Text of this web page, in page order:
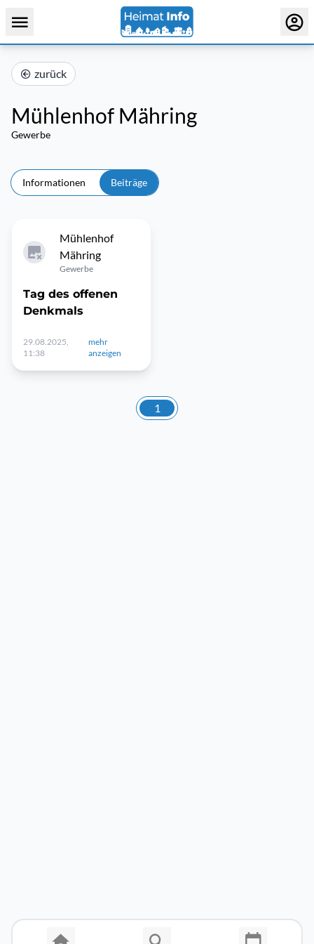
zurück
Mühlenhof Mähring
Gewerbe
Informationen Beiträge
Mühlenhof
Mähring
Gewerbe
Tag des offenen
Denkmals
29.08.2025,
11:38
mehr
anzeigen
1